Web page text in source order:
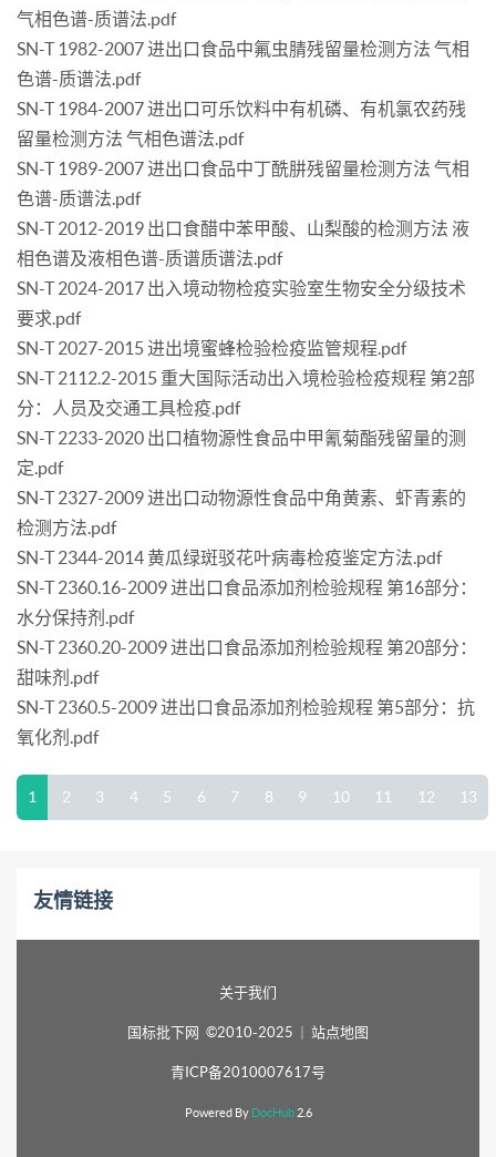
气相色谱-质谱法.pdf
SN-T 1982-2007 进出口食品中氟虫腈残留量检测方法 气相
色谱-质谱法.pdf
SN-T 1984-2007 进出口可乐饮料中有机磷、有机氯农药残
留量检测方法 气相色谱法.pdf
SN-T 1989-2007 进出口食品中丁酰肼残留量检测方法 气相
色谱-质谱法.pdf
SN-T 2012-2019 出口食醋中苯甲酸、山梨酸的检测方法 液
相色谱及液相色谱-质谱质谱法.pdf
SN-T 2024-2017 出入境动物检疫实验室生物安全分级技术
要求.pdf
SN-T 2027-2015 进出境蜜蜂检验检疫监管规程.pdf
SN-T 2112.2-2015 重大国际活动出入境检验检疫规程 第2部
分：人员及交通工具检疫.pdf
SN-T 2233-2020 出口植物源性食品中甲氰菊酯残留量的测
定.pdf
SN-T 2327-2009 进出口动物源性食品中角黄素、虾青素的
检测方法.pdf
SN-T 2344-2014 黄瓜绿斑驳花叶病毒检疫鉴定方法.pdf
SN-T 2360.16-2009 进出口食品添加剂检验规程 第16部分：
水分保持剂.pdf
SN-T 2360.20-2009 进出口食品添加剂检验规程 第20部分：
甜味剂.pdf
SN-T 2360.5-2009 进出口食品添加剂检验规程 第5部分：抗
氧化剂.pdf
1 2 3 4 5 6 7 8 9 10 11 12 13
友情链接
关于我们
国标批下网 ©2010-2025 站点地图
青ICP备2010007617号
Powered By DocHub2.6